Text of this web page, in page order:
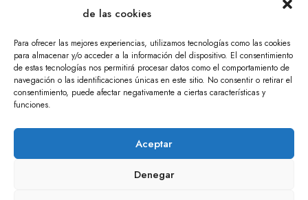
de las cookies
Para ofrecer las mejores experiencias, utilizamos tecnologías como las cookies
para almacenar y/o acceder a la información del dispositivo. El consentimiento
de estas tecnologías nos permitirá procesar datos como el comportamiento de
navegación o las identificaciones únicas en este sitio. No consentir o retirar el
consentimiento, puede afectar negativamente a ciertas características y
funciones.
Aceptar
Denegar
ÁNGULO TRES.